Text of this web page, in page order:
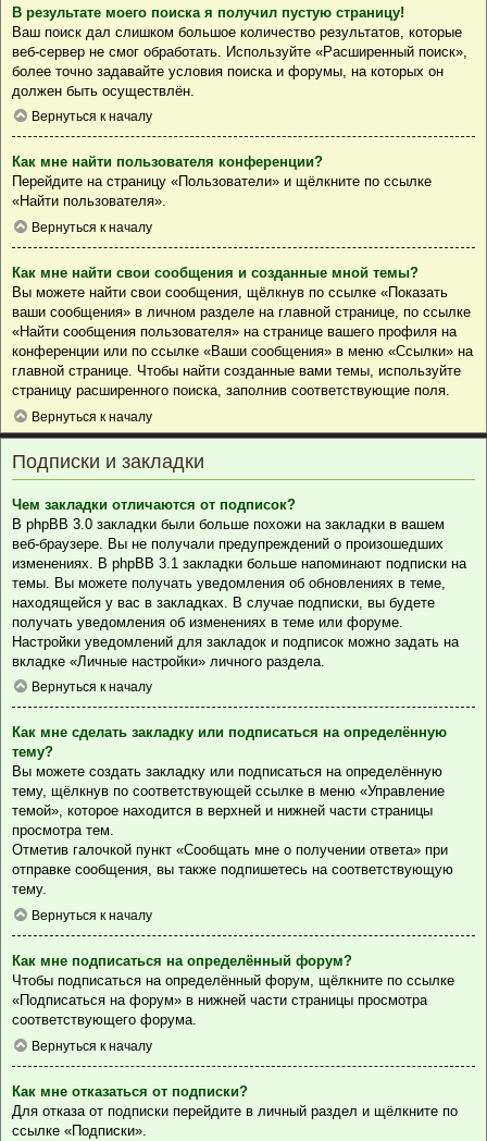
В результате моего поиска я получил пустую страницу!
Ваш поиск дал слишком большое количество результатов, которые
веб-сервер не смог обработать. Используйте «Расширенный поиск»,
более точно задавайте условия поиска и форумы, на которых он
должен быть осуществлён.
Вернуться к началу
Как мне найти пользователя конференции?
Перейдите на страницу «Пользователи» и щёлкните по ссылке
«Найти пользователя».
Вернуться к началу
Как мне найти свои сообщения и созданные мной темы?
Вы можете найти свои сообщения, щёлкнув по ссылке «Показать
ваши сообщения» в личном разделе на главной странице, по ссылке
«Найти сообщения пользователя» на странице вашего профиля на
конференции или по ссылке «Ваши сообщения» в меню «Ссылки» на
главной странице. Чтобы найти созданные вами темы, используйте
страницу расширенного поиска, заполнив соответствующие поля.
Вернуться к началу
Подписки и закладки
Чем закладки отличаются от подписок?
В phpBB 3.0 закладки были больше похожи на закладки в вашем
веб-браузере. Вы не получали предупреждений о произошедших
изменениях. В phpBB 3.1 закладки больше напоминают подписки на
темы. Вы можете получать уведомления об обновлениях в теме,
находящейся у вас в закладках. В случае подписки, вы будете
получать уведомления об изменениях в теме или форуме.
Настройки уведомлений для закладок и подписок можно задать на
вкладке «Личные настройки» личного раздела.
Вернуться к началу
Как мне сделать закладку или подписаться на определённую
тему?
Вы можете создать закладку или подписаться на определённую
тему, щёлкнув по соответствующей ссылке в меню «Управление
темой», которое находится в верхней и нижней части страницы
просмотра тем.
Отметив галочкой пункт «Сообщать мне о получении ответа» при
отправке сообщения, вы также подпишетесь на соответствующую
тему.
Вернуться к началу
Как мне подписаться на определённый форум?
Чтобы подписаться на определённый форум, щёлкните по ссылке
«Подписаться на форум» в нижней части страницы просмотра
соответствующего форума.
Вернуться к началу
Как мне отказаться от подписки?
Для отказа от подписки перейдите в личный раздел и щёлкните по
ссылке «Подписки».